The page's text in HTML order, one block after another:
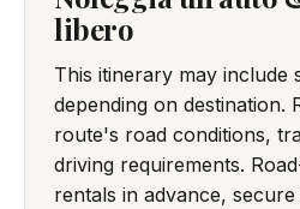
libero
This itinerary may include
depending on destination.
route's road conditions,
driving requirements.
rentals in advance,